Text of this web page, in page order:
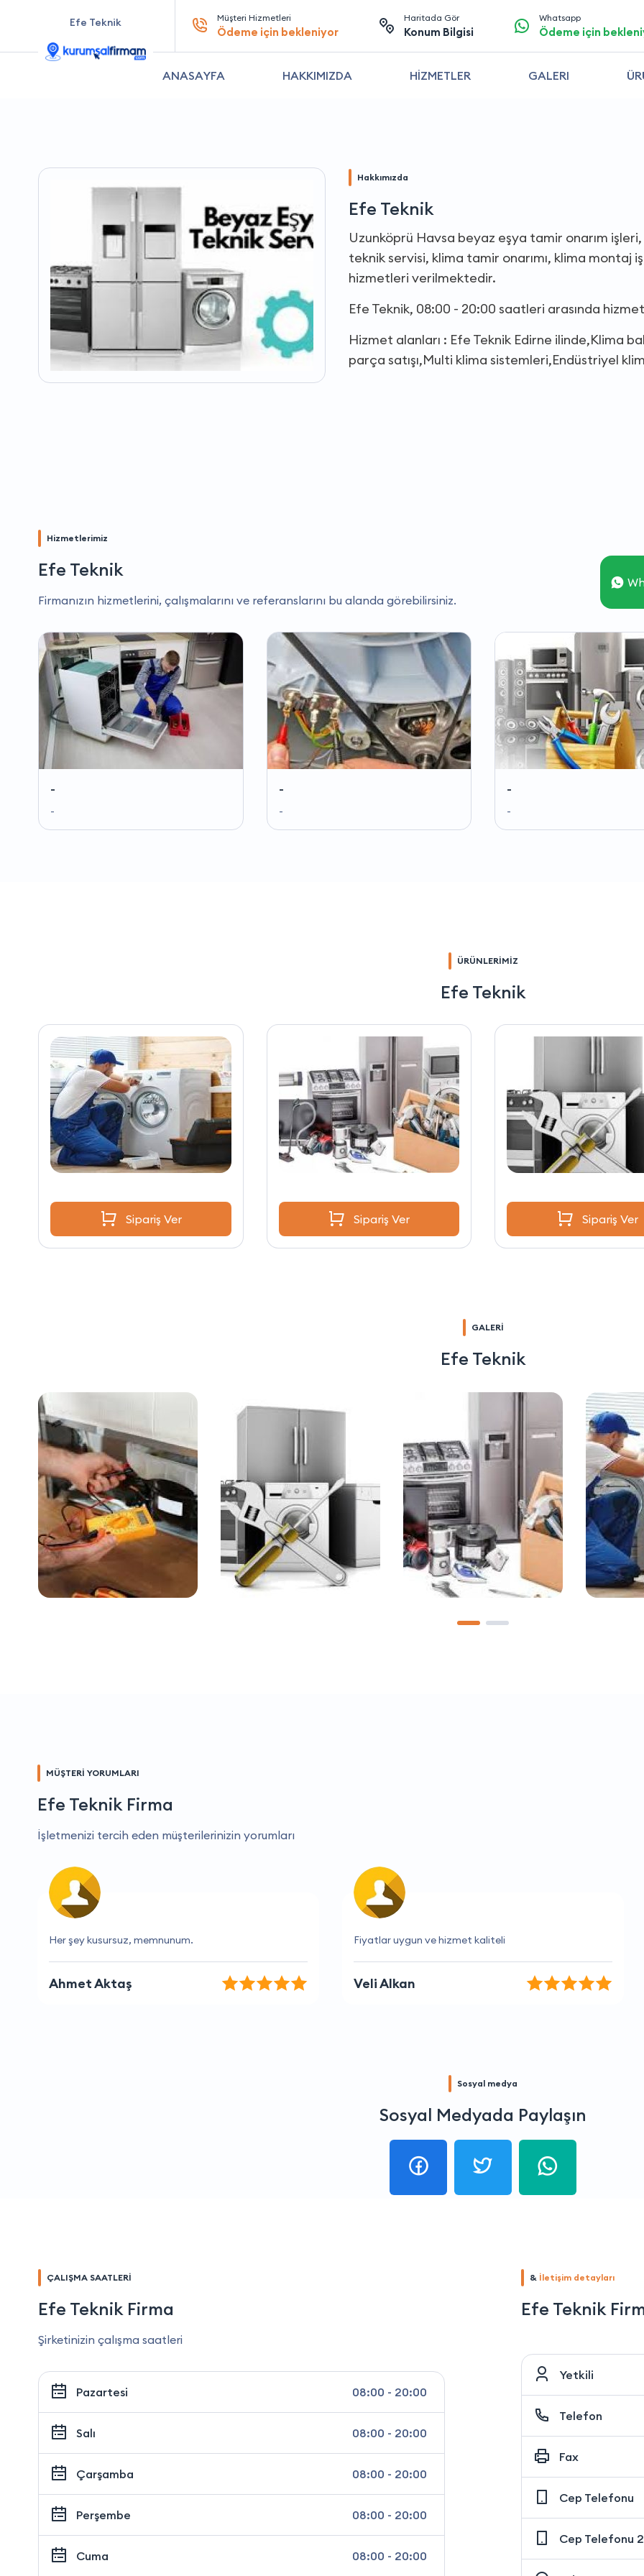
Efe Teknik Müşteri Hizmetleri
Ödeme için bekleniyor
Haritada Gör
Konum Bilgisi
Whatsapp
Ödeme için
ANASAYFA HAKKIMIZDA HİZMETLER GALERI
Hakkımızda
Efe Teknik
Uzunköprü Havsa beyaz eşya tamir onarım
teknik servisi, klima tamir onarımı, klima montaj
hizmetleri verilmektedir.
Efe Teknik, 08:00 - 20:00 saatleri arasında
Hizmet alanları : Efe Teknik Edirne ilinde,Klima
parça satışı,Multi klima sistemleri,Endüstriyel
Hizmetlerimiz
Efe Teknik
Firmanızın hizmetlerini, çalışmalarını ve referanslarını bu alanda görebilirsiniz.
-
-
-
-
-
-
ÜRÜNLERİMİZ
Efe Teknik
Sipariş Ver Sipariş Ver Sipariş Ver
GALERİ
Efe Teknik
MÜŞTERİ YORUMLARI
Efe Teknik Firma
İşletmenizi tercih eden müşterilerinizin yorumları
Fiyatlar uygun ve hizmet kaliteli
Veli Alkan
Çalışanlar çok ilgili ve yardımcı
Caner Mart
Sosyal medya
Sosyal Medyada Paylaşın
ÇALIŞMA SAATLERİ
Efe Teknik Firma
Şirketinizin çalışma saatleri
Pazartesi 08:00 - 20:00
Salı 08:00 - 20:00
Çarşamba 08:00 - 20:00
Perşembe 08:00 - 20:00
Cuma 08:00 - 20:00
& İletişim detayları
Efe Teknik
Yetkili
Telefon
Fax
Cep Telefonu
Cep Telefonu 2